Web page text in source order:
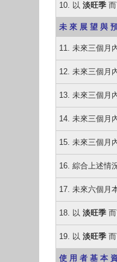
10. 以 淡旺季而
未 來 展 望 與
11. 未來三個月
12. 未來三個月
13. 未來三個月
14. 未來三個月
15. 未來三個月
16. 綜合上述情
17. 未來六個月
18. 以 淡旺季而
19. 以 淡旺季而
使 用 者 基 本